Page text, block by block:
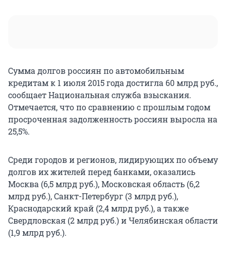
Сумма долгов россиян по автомобильным
кредитам к 1 июля 2015 года достигла 60 млрд руб.,
сообщает Национальная службa взыскания.
Отмечается, что по сравнению с прошлым годом
просроченная задолженность россиян выросла на
25,5%.
Среди городов и регионов, лидирующих по объему
долгов их жителей перед банками, оказались
Москва (6,5 млрд руб.), Московская область (6,2
млрд руб.), Санкт-Петербург (3 млрд руб.),
Краснодарский край (2,4 млрд руб.), а также
Свердловская (2 млрд руб.) и Челябинская области
(1,9 млрд руб.).